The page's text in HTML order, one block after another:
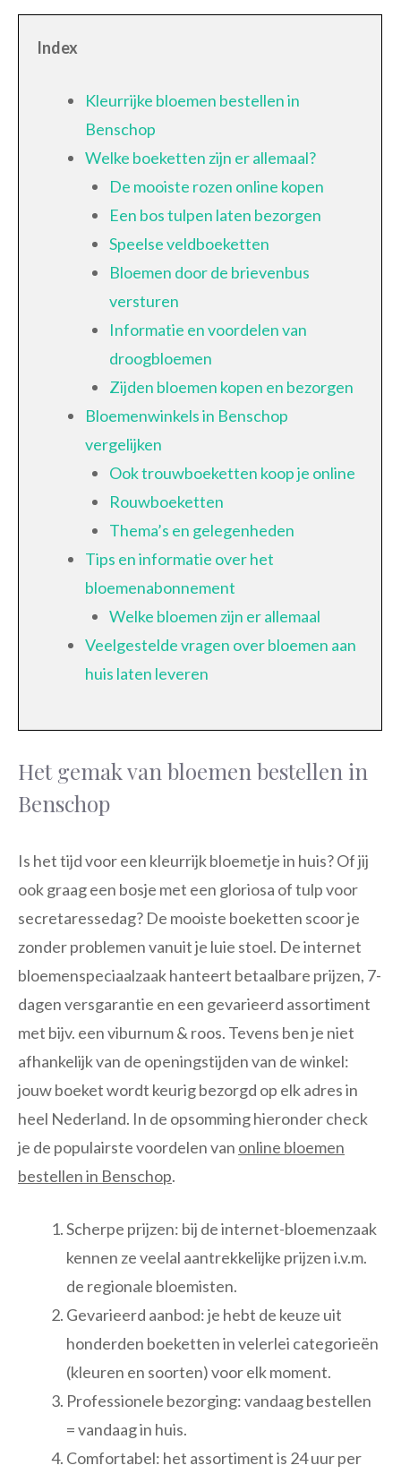
Index
Kleurrijke bloemen bestellen in
Benschop
Welke boeketten zijn er allemaal?
De mooiste rozen online kopen
Een bos tulpen laten bezorgen
Speelse veldboeketten
Bloemen door de brievenbus
versturen
Informatie en voordelen van
droogbloemen
Zijden bloemen kopen en bezorgen
Bloemenwinkels in Benschop
vergelijken
Ook trouwboeketten koop je online
Rouwboeketten
Thema’s en gelegenheden
Tips en informatie over het
bloemenabonnement
Welke bloemen zijn er allemaal
Veelgestelde vragen over bloemen aan
huis laten leveren
Het gemak van bloemen bestellen in
Benschop
Is het tijd voor een kleurrijk bloemetje in huis? Of jij
ook graag een bosje met een gloriosa of tulp voor
secretaressedag? De mooiste boeketten scoor je
zonder problemen vanuit je luie stoel. De internet
bloemenspeciaalzaak hanteert betaalbare prijzen, 7-
dagen versgarantie en een gevarieerd assortiment
met bijv. een viburnum & roos. Tevens ben je niet
afhankelijk van de openingstijden van de winkel:
jouw boeket wordt keurig bezorgd op elk adres in
heel Nederland. In de opsomming hieronder check
je de populairste voordelen van online bloemen
bestellen in Benschop.
Scherpe prijzen: bij de internet-bloemenzaak
kennen ze veelal aantrekkelijke prijzen i.v.m.
de regionale bloemisten.
Gevarieerd aanbod: je hebt de keuze uit
honderden boeketten in velerlei categorieën
(kleuren en soorten) voor elk moment.
Professionele bezorging: vandaag bestellen
= vandaag in huis.
Comfortabel: het assortiment is 24 uur per